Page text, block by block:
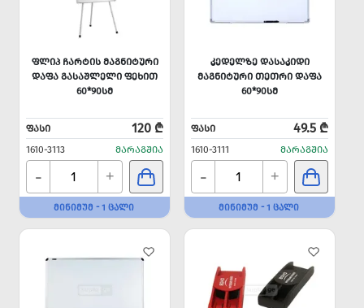
ᲤᲚᲘᲞ ᲩᲐᲠᲢᲘᲡ ᲛᲐᲒᲜᲘᲢᲣᲠᲘ
ᲓᲐᲤᲐ ᲒᲐᲡᲐᲨᲚᲔᲚᲘ ᲤᲔᲮᲘᲗ
60*90ᲡᲛ
ᲤᲐᲡᲘ 120 ₾
1610-3113 ᲛᲐᲠᲐᲒᲨᲘᲐ
- +
ᲛᲘᲜᲘᲛᲣᲛ - 1 ᲪᲐᲚᲘ
ᲙᲔᲓᲔᲚᲖᲔ ᲓᲐᲡᲐᲙᲘᲓᲘ
ᲛᲐᲒᲜᲘᲢᲣᲠᲘ ᲗᲔᲗᲠᲘ ᲓᲐᲤᲐ
60*90ᲡᲛ
ᲤᲐᲡᲘ 49.5 ₾
1610-3111 ᲛᲐᲠᲐᲒᲨᲘᲐ
- +
ᲛᲘᲜᲘᲛᲣᲛ - 1 ᲪᲐᲚᲘ